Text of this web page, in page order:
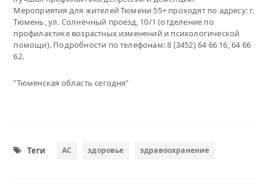
Мероприятия для жителей Тюмени 55+ проходят по адресу: г.
Тюмень, ул. Солнечный проезд, 10/1 (отделение по
профилактике возрастных изменений и психологической
помощи). Подробности по телефонам: 8 (3452) 64 66 16, 64 66
62.
"Тюменская область сегодня"
Теги АС здоровье здравоохранение